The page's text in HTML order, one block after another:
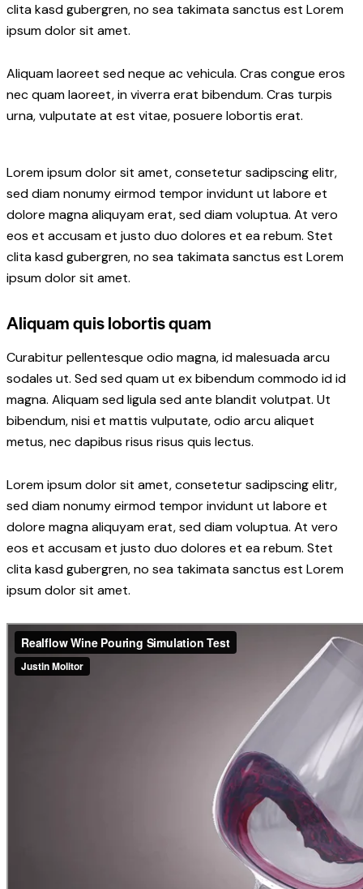
clita kasd gubergren, no sea takimata sanctus est Lorem
ipsum dolor sit amet.
Aliquam laoreet sed neque ac vehicula. Cras congue eros
nec quam laoreet, in viverra erat bibendum. Cras turpis
urna, vulputate at est vitae, posuere lobortis erat.
Lorem ipsum dolor sit amet, consetetur sadipscing elitr,
sed diam nonumy eirmod tempor invidunt ut labore et
dolore magna aliquyam erat, sed diam voluptua. At vero
eos et accusam et justo duo dolores et ea rebum. Stet
clita kasd gubergren, no sea takimata sanctus est Lorem
ipsum dolor sit amet.
Aliquam quis lobortis quam
Curabitur pellentesque odio magna, id malesuada arcu
sodales ut. Sed sed quam ut ex bibendum commodo id id
magna. Aliquam sed ligula sed ante blandit volutpat. Ut
bibendum, nisi et mattis vulputate, odio arcu aliquet
metus, nec dapibus risus risus quis lectus.
Lorem ipsum dolor sit amet, consetetur sadipscing elitr,
sed diam nonumy eirmod tempor invidunt ut labore et
dolore magna aliquyam erat, sed diam voluptua. At vero
eos et accusam et justo duo dolores et ea rebum. Stet
clita kasd gubergren, no sea takimata sanctus est Lorem
ipsum dolor sit amet.